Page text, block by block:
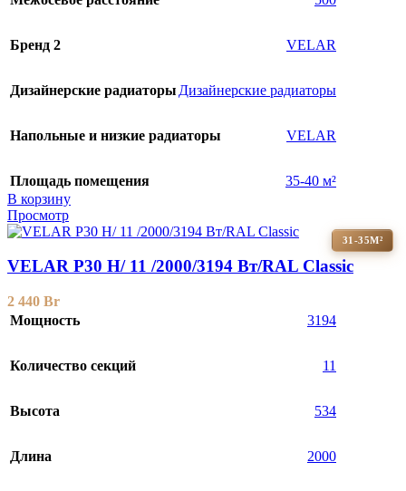
Бренд 2 VELAR
Дизайнерские радиаторы Дизайнерские радиаторы
Напольные и низкие радиаторы VELAR
Площадь помещения
35-40 м²
В корзину
Просмотр
31-35М²
VELAR P30 H/ 11 /2000/3194 Вт/RAL Classic
2 440 Br
Мощность
3194
Количество секций 11
Высота 534
Длина 2000